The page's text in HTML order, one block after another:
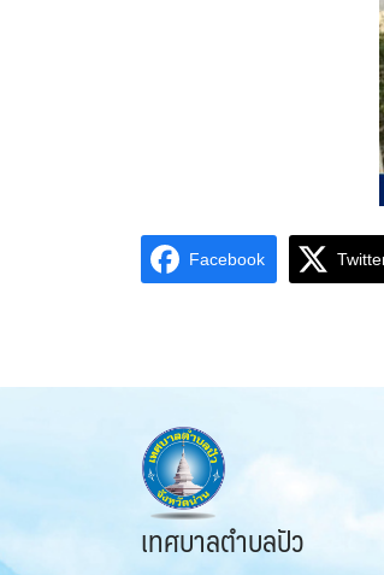
Facebook
เทศบาลตำบลปัว